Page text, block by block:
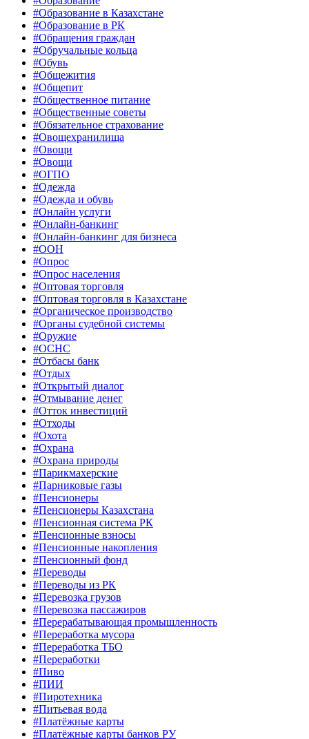
#Образование в Казахстане
#Образование в РК
#Обращения граждан
#Обручальные кольца
#Обувь
#Общежития
#Общепит
#Общественное питание
#Общественные советы
#Обязательное страхование
#Овощехранилища
#Овощи
#Овощи
#ОГПО
#Одежда
#Одежда и обувь
#Онлайн услуги
#Онлайн-банкинг
#Онлайн-банкинг для бизнеса
#ООН
#Опрос
#Опрос населения
#Оптовая торговля
#Оптовая торговля в Казахстане
#Органическое производство
#Органы судебной системы
#Оружие
#ОСНС
#Отбасы банк
#Отдых
#Открытый диалог
#Отмывание денег
#Отток инвестиций
#Отходы
#Охота
#Охрана
#Охрана природы
#Парикмахерские
#Парниковые газы
#Пенсионеры
#Пенсионеры Казахстана
#Пенсионная система РК
#Пенсионные взносы
#Пенсионные накопления
#Пенсионный фонд
#Переводы
#Переводы из РК
#Перевозка грузов
#Перевозка пассажиров
#Перерабатывающая промышленность
#Переработка мусора
#Переработка ТБО
#Переработки
#Пиво
#ПИИ
#Пиротехника
#Питьевая вода
#Платёжные карты
#Платёжные карты банков РУ